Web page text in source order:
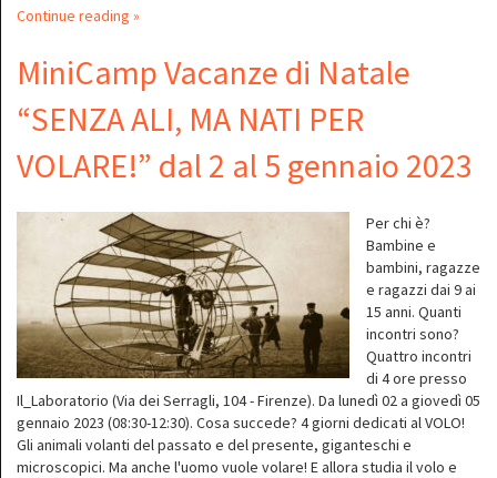
Continue reading »
MiniCamp Vacanze di Natale
“SENZA ALI, MA NATI PER
VOLARE!” dal 2 al 5 gennaio 2023
Per chi è?
Bambine e
bambini, ragazze
e ragazzi dai 9 ai
15 anni. Quanti
incontri sono?
Quattro incontri
di 4 ore presso
Il_Laboratorio (Via dei Serragli, 104 - Firenze). Da lunedì 02 a giovedì 05
gennaio 2023 (08:30-12:30). Cosa succede? 4 giorni dedicati al VOLO!
Gli animali volanti del passato e del presente, giganteschi e
microscopici. Ma anche l'uomo vuole volare! E allora studia il volo e